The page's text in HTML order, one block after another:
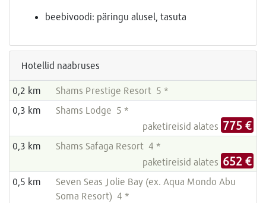
beebivoodi: päringu alusel, tasuta
Hotellid naabruses
0,2 km
Shams Prestige Resort 5 *
0,3 km
Shams Lodge 5 *
paketireisid alates 775 €
0,3 km
Shams Safaga Resort 4 *
paketireisid alates 652 €
0,5 km
Seven Seas Jolie Bay (ex. Aqua Mondo Abu
Soma Resort) 4 *